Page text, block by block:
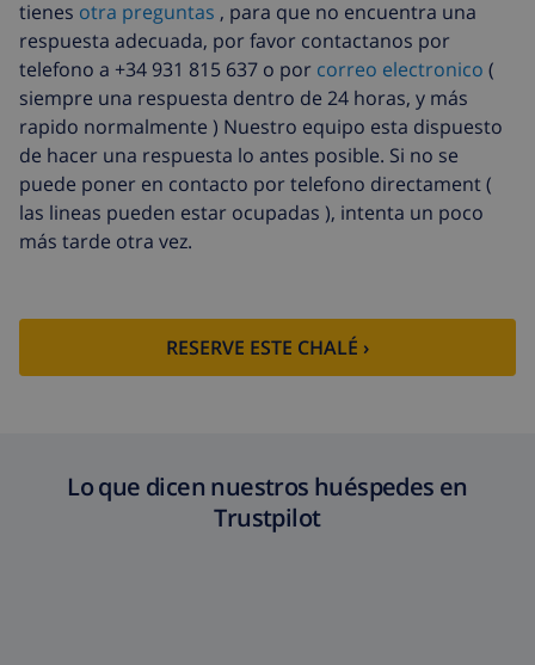
llegada
Salida tardía
113,75 US$
Limpieza extra
basado en consumo de energía
(52,77 US$/HOUR)
Fondo
cancelación:
4.80% del importe total
tienes otra preguntas , para que no encuentra una
respuesta adecuada, por favor contactanos por
telefono a +34 931 815 637 o por correo electronico (
siempre una respuesta dentro de 24 horas, y más
rapido normalmente ) Nuestro equipo esta dispuesto
de hacer una respuesta lo antes posible. Si no se
puede poner en contacto por telefono directament (
las lineas pueden estar ocupadas ), intenta un poco
más tarde otra vez.
RESERVE ESTE CHALÉ ›
Lo que dicen nuestros huéspedes en
Trustpilot